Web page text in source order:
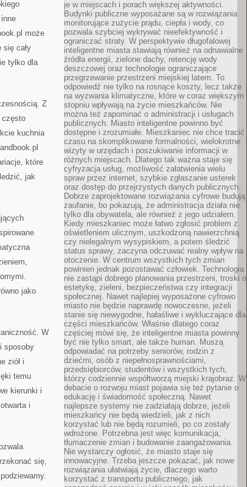
może
cały
tylko dla
Z
często
kuchnia
które
jak
jako
W
sposoby
ziół i
temu
kierunki i
i
się,
je w miejscach i porach większej aktywności.
Budynki publiczne wyposażane są w rozwiązania
monitorujące zużycie prądu, ciepła i wody, co
pozwala szybciej wykrywać nieefektywność i
ograniczać straty. W perspektywie długofalowej
inteligentne miasta stawiają również na odnawialne
źródła energii, zielone dachy, retencję wody
deszczowej oraz technologie ograniczające
przegrzewanie przestrzeni miejskiej latem. To
odpowiedź nie tylko na rosnące koszty, lecz także
na wyzwania klimatyczne, które w coraz większym
stopniu wpływają na życie mieszkańców. Nie
można też zapominać o administracji i usługach
publicznych. Miasto inteligentne powinno być
dostępne i zrozumiałe. Mieszkaniec nie chce tracić
czasu na skomplikowane formalności, wielokrotne
wizyty w urzędach i poszukiwanie informacji w
różnych miejscach. Dlatego tak ważna staje się
cyfryzacja usług, możliwość załatwienia wielu
spraw przez internet, szybkie zgłaszanie usterek
oraz dostęp do przejrzystych danych publicznych.
Dobrze zaprojektowane rozwiązania cyfrowe budują
zaufanie, bo pokazują, że administracja działa nie
tylko dla obywatela, ale również z jego udziałem.
Kiedy mieszkaniec może łatwo zgłosić problem z
oświetleniem ulicznym, uszkodzoną nawierzchnią
czy nielegalnym wysypiskiem, a potem śledzić
status sprawy, zaczyna odczuwać realny wpływ na
otoczenie. W centrum wszystkich tych zmian
powinien jednak pozostawać człowiek. Technologia
nie zastąpi dobrego planowania przestrzeni, troski o
estetykę, zieleni, bezpieczeństwa czy integracji
społecznej. Nawet najlepiej wyposażone cyfrowo
miasto nie będzie naprawdę nowoczesne, jeżeli
stanie się niewygodne, hałaśliwe i wykluczające dla
części mieszkańców. Właśnie dlatego coraz
częściej mówi się, że inteligentne miasta powinny
być nie tylko smart, ale także human. Muszą
odpowiadać na potrzeby seniorów, rodzin z
dziećmi, osób z niepełnosprawnościami,
przedsiębiorców, studentów i wszystkich tych,
którzy codziennie współtworzą miejski krajobraz. W
debacie o rozwoju miast pojawia się też pytanie o
edukację i świadomość społeczną. Nawet
najlepsze systemy nie zadziałają dobrze, jeżeli
mieszkańcy nie będą wiedzieli, jak z nich
korzystać lub nie będą rozumieli, po co zostały
wdrożone. Potrzebna jest więc komunikacja,
tłumaczenie zmian i budowanie zaangażowania.
Nie wystarczy ogłosić, że miasto staje się
innowacyjne. Trzeba jeszcze pokazać, jak nowe
rozwiązania ułatwiają życie, dlaczego warto
korzystać z transportu publicznego, jak